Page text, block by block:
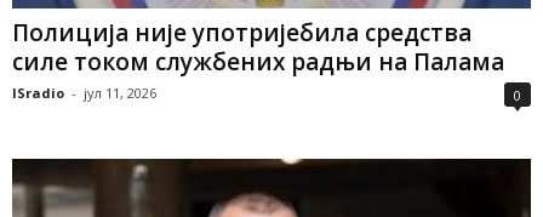
Полиција није употријебила средства
силе током службених радњи на Палама
ISradio - јул 11, 2026 0